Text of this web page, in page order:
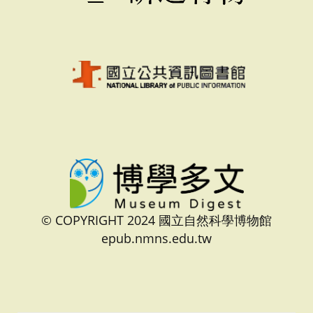
© COPYRIGHT 2024 國立自然科學博物館
epub.nmns.edu.tw